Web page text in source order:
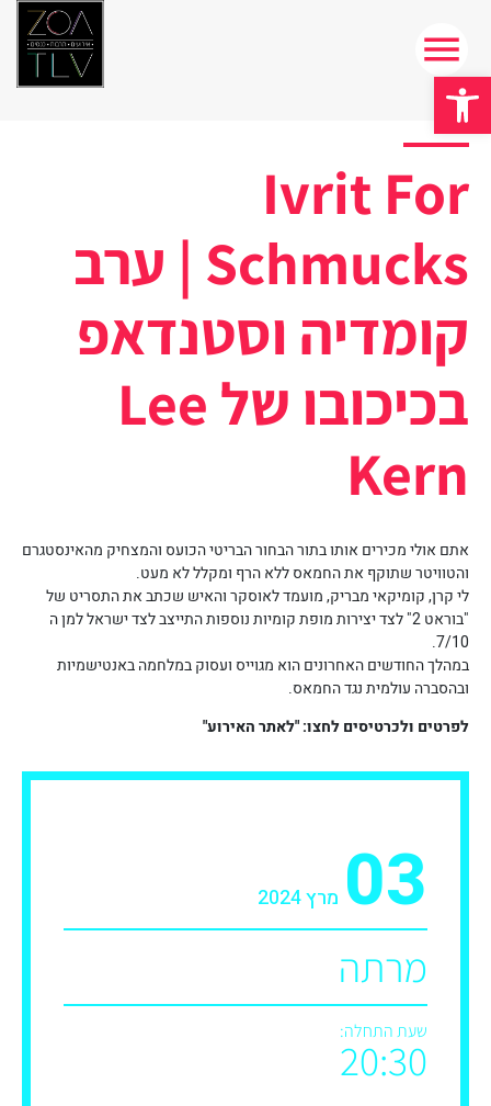
פתח סרגל נגישות
Ivrit For
Schmucks | ערב
קומדיה וסטנדאפ
בכיכובו של Lee
Kern
אתם אולי מכירים אותו בתור הבחור הבריטי הכועס והמצחיק מהאינסטגרם
והטוויטר שתוקף את החמאס ללא הרף ומקלל לא מעט.
לי קרן, קומיקאי מבריק, מועמד לאוסקר והאיש שכתב את התסריט של
"בוראט 2" לצד יצירות מופת קומיות נוספות התייצב לצד ישראל למן ה
7/10.
במהלך החודשים האחרונים הוא מגוייס ועסוק במלחמה באנטישמיות
ובהסברה עולמית נגד החמאס.
לפרטים ולכרטיסים לחצו: "לאתר האירוע"
03 מרץ 2024
מרתה
שעת התחלה:
20:30